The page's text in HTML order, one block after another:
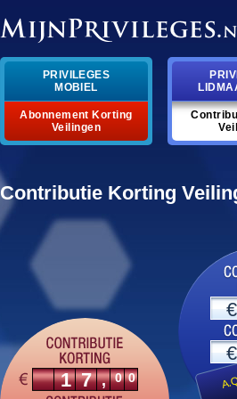
PRIVILEGES
MOBIEL
Abonnement Korting
Veilingen
Contributie Korting
€
€
17, 00